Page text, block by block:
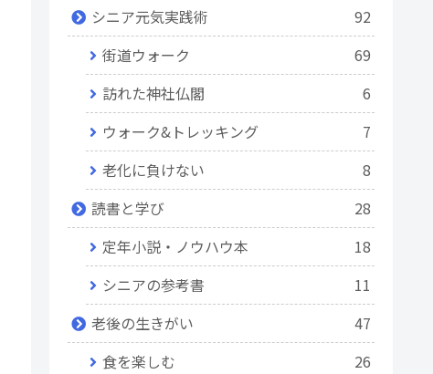
シニア元気実践術
92
街道ウォーク
69
訪れた神社仏閣
6
ウォーク&トレッキング
7
老化に負けない
8
読書と学び
28
定年小説・ノウハウ本
18
シニアの参考書
11
老後の生きがい
47
食を楽しむ
26